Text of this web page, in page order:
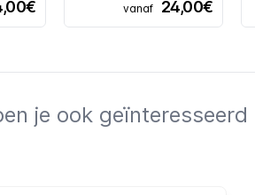
vanaf 24,00€
je ook geïnteresseerd